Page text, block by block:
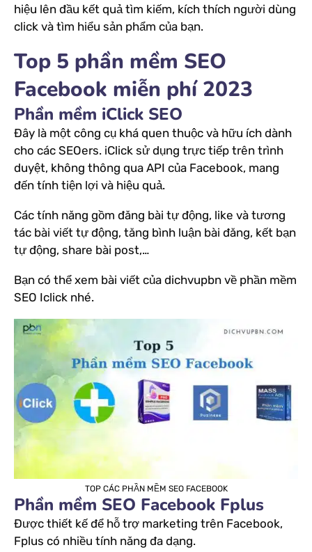
hiệu lên đầu kết quả tìm kiếm, kích thích người dùng
click và tìm hiểu sản phẩm của bạn.
Top 5 phần mềm SEO
Facebook miễn phí 2023
Phần mềm iClick SEO
Đây là một công cụ khá quen thuộc và hữu ích dành
cho các SEOers. iClick sử dụng trực tiếp trên trình
duyệt, không thông qua API của Facebook, mang
đến tính tiện lợi và hiệu quả.
Các tính năng gồm đăng bài tự động, like và tương
tác bài viết tự động, tăng bình luận bài đăng, kết bạn
tự động, share bài post,…
Bạn có thể xem bài viết của dichvupbn về phần mềm
SEO Iclick nhé.
TOP CÁC PHẦN MỀM SEO FACEBOOK
Phần mềm SEO Facebook Fplus
Được thiết kế để hỗ trợ marketing trên Facebook,
Fplus có nhiều tính năng đa dạng.